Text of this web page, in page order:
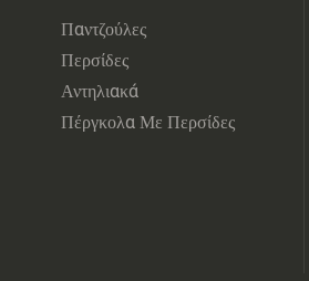
Παντζούλες
Περσίδες
Αντηλιακά
Πέργκολα Με Περσίδες